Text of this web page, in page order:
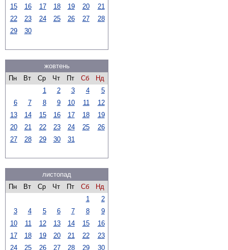
15
16 17 18 19 20
21
22
23 24 25 26 27
28
29
30
жовтень
Пн
Вт Ср Чт Пт Сб
Нд
1
2 3 4
5
6
7 8 9 10 11
12
13
14 15 16 17 18
19
20
21 22 23 24 25
26
27
28 29 30 31
листопад
Пн
Вт Ср Чт Пт Сб
Нд
1
2
3
4 5 6 7 8
9
10
11 12 13 14 15
16
17
18 19 20 21 22
23
24
25 26 27 28 29 30